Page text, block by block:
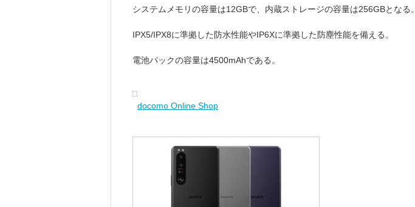
システムメモリの容量は12GBで、内蔵ストレージの容量は256GBとなる。
IPX5/IPX8に準拠した防水性能やIP6Xに準拠した防塵性能を備える。
電池パックの容量は4500mAhである。
docomo Online Shop